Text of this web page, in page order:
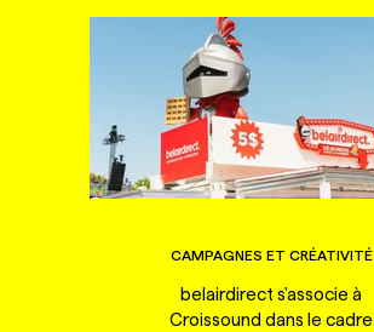
CAMPAGNES ET CRÉATIVITÉ
belairdirect s'associe à
Croissound dans le cadre